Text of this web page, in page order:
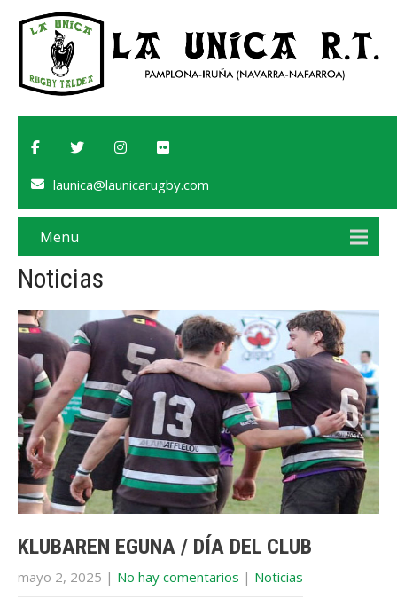
launica@launicarugby.com
Menu
Noticias
KLUBAREN EGUNA / DÍA DEL CLUB
mayo 2, 2025 | No hay comentarios | Noticias